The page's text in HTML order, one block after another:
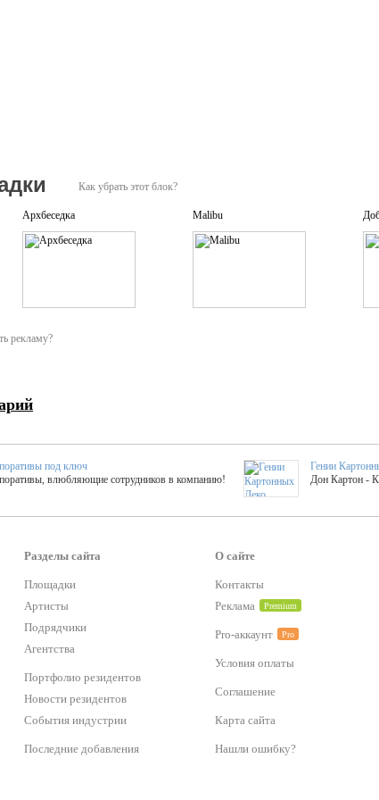
Как убрать этот блок?
Архбеседка Malibu
рекламу?
под ключ
влюбляющие сотрудников в компанию!
Гении
Дон Картон -
Смета за 15 минут!
Букинг компания №1
Оперативная информация о
заказ контента со скидкой в 15%
Хотите весело?
БАР от 50 000 р.
Разделы сайта
Площадки
Артисты
Подрядчики
Агентства
Портфолио резидентов
Новости резидентов
События индустрии
Последние добавления
О сайте
Контакты
Реклама
Premium
Pro-аккаунт Pro
Условия оплаты
Соглашение
Карта сайта
Нашли ошибку?